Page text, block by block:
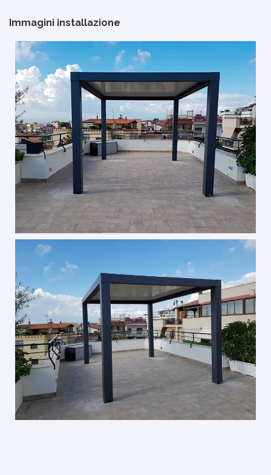
Immagini installazione